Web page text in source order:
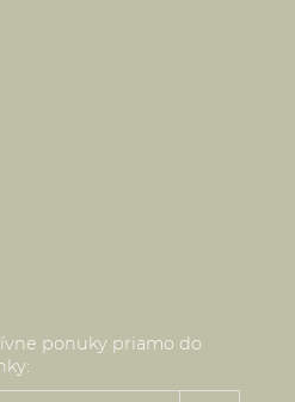
ponuky priamo do